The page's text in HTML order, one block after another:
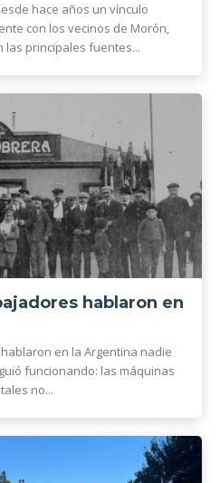
hace años un vínculo
con los vecinos de Morón,
las principales fuentes...
hablaron en
en la Argentina nadie
funcionando: las máquinas
no...